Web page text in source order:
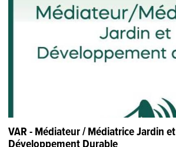
VAR - Médiateur / Médiatrice Jardin et